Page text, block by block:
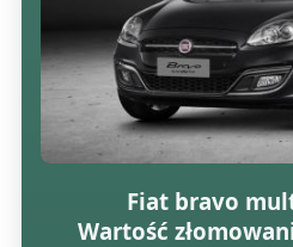
Fiat bravo
Wartość